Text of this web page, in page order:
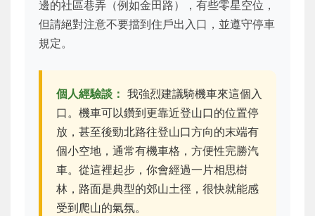
邊的社區巷弄（例如金田路），有些零星空位，
但請絕對注意不要擋到住戶出入口，並遵守停車
規定。
個人經驗談： 我強烈建議騎機車來這個入
口。機車可以鑽到更靠近登山口的位置停
放，甚至後勁北路往登山口方向的末端有
個小空地，通常有機車格，方便性完勝汽
車。從這裡起步，你會經過一片相思樹
林，路面是典型的郊山土徑，很快就能感
受到爬山的氣氛。